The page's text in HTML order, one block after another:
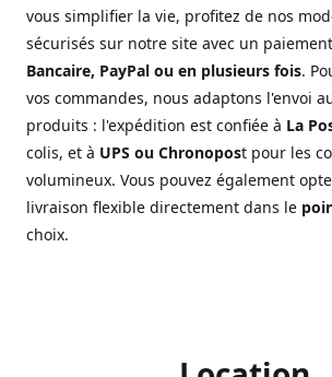
vous simplifier la vie, profitez de nos
sécurisés sur notre site avec un
Bancaire, PayPal ou en plusieurs fois.
vos commandes, nous adaptons l'envoi
produits : l'expédition est confiée à La
colis, et à UPS ou Chronopost pour les
volumineux. Vous pouvez également
livraison flexible directement dans le
choix.